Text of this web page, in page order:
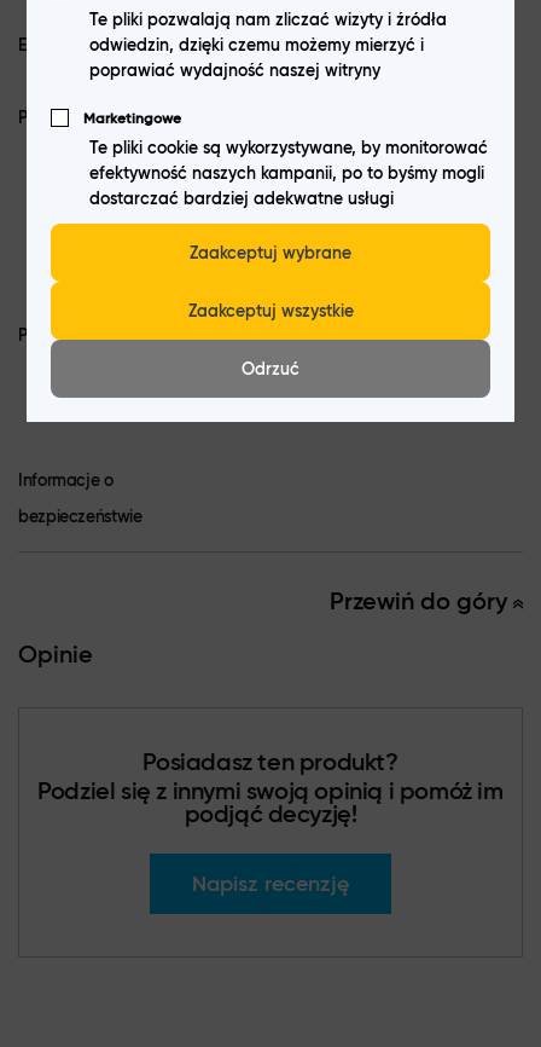
EAN 6941764464100
Producent
Telecommunications Corp., Ltd., Chiny,
No. 178 Yulong Avenue Yufengshan,
Yubei District, Chongqing 401120,
ylp@realme.com
Podmiot odpowiedzialny
Calle Príncipe de Vergara, 112, 1º,
Informacje o
bezpieczeństwie
Przewiń do góry
Opinie
Posiadasz ten produkt?
Podziel się z innymi swoją opinią i pomóż im
podjąć decyzję!
Napisz recenzję
Te pliki pozwalają nam zliczać wizyty i źródła
odwiedzin, dzięki czemu możemy mierzyć i
poprawiać wydajność naszej witryny
Marketingowe
Te pliki cookie są wykorzystywane, by monitorować
efektywność naszych kampanii, po to byśmy mogli
dostarczać bardziej adekwatne usługi
Zaakceptuj wybrane
Zaakceptuj wszystkie
Odrzuć